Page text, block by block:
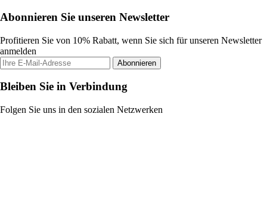
Abonnieren Sie unseren Newsletter
Profitieren Sie von 10% Rabatt, wenn Sie sich für unseren Newsletter
anmelden
Abonnieren
Bleiben Sie in Verbindung
Folgen Sie uns in den sozialen Netzwerken